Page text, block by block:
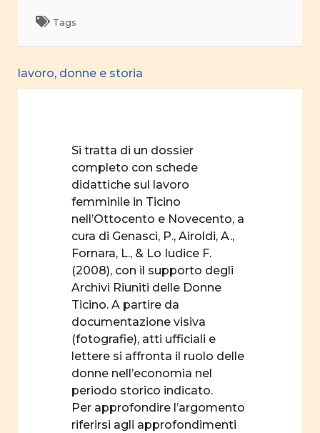
Tags
lavoro, donne e storia
Si tratta di un dossier
completo con schede
didattiche sul lavoro
femminile in Ticino
nell’Ottocento e Novecento, a
cura di Genasci, P., Airoldi, A.,
Fornara, L., & Lo Iudice F.
(2008), con il supporto degli
Archivi Riuniti delle Donne
Ticino. A partire da
documentazione visiva
(fotografie), atti ufficiali e
lettere si affronta il ruolo delle
donne nell’economia nel
periodo storico indicato.
Per approfondire l’argomento
riferirsi agli approfondimenti